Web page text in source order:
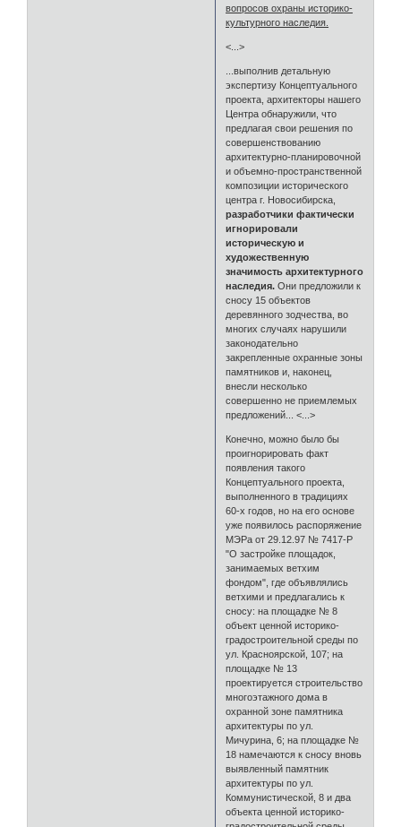
вопросов охраны историко-
культурного наследия.
<...>
...выполнив детальную
экспертизу Концептуального
проекта, архитекторы нашего
Центра обнаружили, что
предлагая свои решения по
совершенствованию
архитектурно-планировочной
и объемно-пространственной
композиции исторического
центра г. Новосибирска,
разработчики фактически
игнорировали
историческую и
художественную
значимость архитектурного
наследия. Они предложили к
сносу 15 объектов
деревянного зодчества, во
многих случаях нарушили
законодательно
закрепленные охранные зоны
памятников и, наконец,
внесли несколько
совершенно не приемлемых
предложений... <...>
Конечно, можно было бы
проигнорировать факт
появления такого
Концептуального проекта,
выполненного в традициях
60-х годов, но на его основе
уже появилось распоряжение
МЭРа от 29.12.97 № 7417-Р
"О застройке площадок,
занимаемых ветхим
фондом", где объявлялись
ветхими и предлагались к
сносу: на площадке № 8
объект ценной историко-
градостроительной среды по
ул. Красноярской, 107; на
площадке № 13
проектируется строительство
многоэтажного дома в
охранной зоне памятника
архитектуры по ул.
Мичурина, 6; на площадке №
18 намечаются к сносу вновь
выявленный памятник
архитектуры по ул.
Коммунистической, 8 и два
объекта ценной историко-